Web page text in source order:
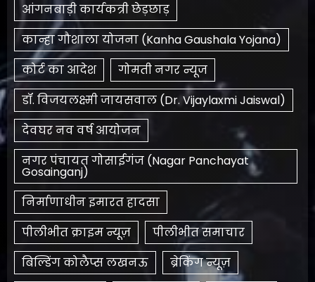
आंगनबाड़ी कार्यकत्री छेड़छाड़
कान्हा गौशाला योजना (Kanha Gaushala Yojana)
कोर्ट का आदेश
गोमती नगर न्यूज
डॉ. विजयलक्ष्मी जायसवाल (Dr. Vijaylaxmi Jaiswal)
देवघर नव वर्ष आयोजन
नगर पंचायत गोसाईगंज (Nagar Panchayat
Gosainganj)
निर्माणाधीन इमारत हादसा
पीलीभीत क्राइम न्यूज़
पीलीभीत समाचार
बिल्डिंग कोलैप्स लखनऊ
ब्रेकिंग न्यूज़